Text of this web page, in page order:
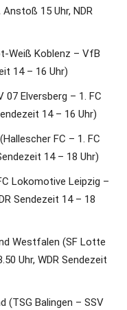
15 Uhr, NDR
Weiß Koblenz – VfB
14 – 16 Uhr)
07 Elversberg – 1. FC
14 – 16 Uhr)
FC – 1. FC
14 – 18 Uhr)
Lokomotive Leipzig –
Sendezeit 14 – 18
Westfalen (SF Lotte
Uhr, WDR Sendezeit
(TSG Balingen – SSV